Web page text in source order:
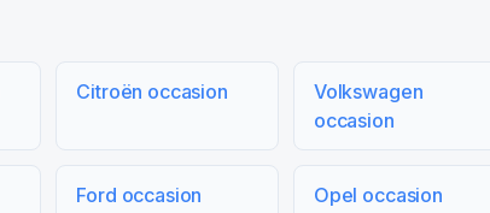
Citroën occasion
Volkswagen
occasion
Ford occasion Opel occasion